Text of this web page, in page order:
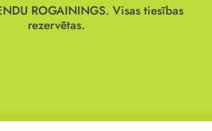
ROGAININGS. Visas tiesības
rezervētas.